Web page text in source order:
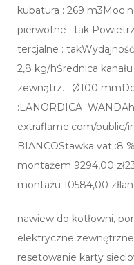
kubatura : 269 m3Moc
pierwotne : tak
tercjalne :
2,8 kg/hŚrednica
zewnątrz. : Ø100
extraflame.com/public/
BIANCOStawka vat :8
montażem 9294,00
montażu 10584,00
nawiew do kotłowni,
elektryczne
resetowanie karty